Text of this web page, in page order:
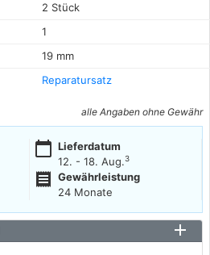
2 Stück
1
19 mm
Reparatursatz
alle Angaben ohne Gewähr
calendar_today Lieferdatum
12. - 18. Aug.3
receipt
Gewährleistung
24 Monate